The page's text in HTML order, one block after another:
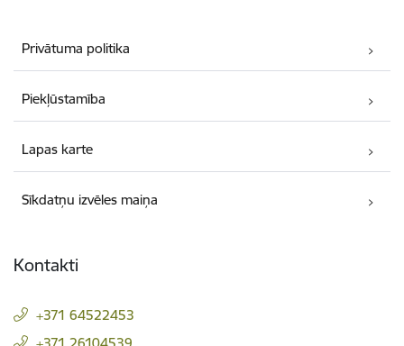
Privātuma politika
Piekļūstamība
Lapas karte
Sīkdatņu izvēles maiņa
Kontakti
+371 64522453